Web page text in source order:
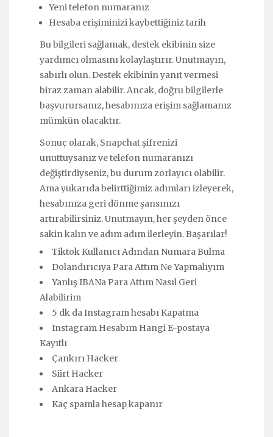
Yeni telefon numaranız
Hesaba erişiminizi kaybettiğiniz tarih
Bu bilgileri sağlamak, destek ekibinin size
yardımcı olmasını kolaylaştırır. Unutmayın,
sabırlı olun. Destek ekibinin yanıt vermesi
biraz zaman alabilir. Ancak, doğru bilgilerle
başvurursanız, hesabınıza erişim sağlamanız
mümkün olacaktır.
Sonuç olarak, Snapchat şifrenizi
unuttuysanız ve telefon numaranızı
değiştirdiyseniz, bu durum zorlayıcı olabilir.
Ama yukarıda belirttiğimiz adımları izleyerek,
hesabınıza geri dönme şansınızı
artırabilirsiniz. Unutmayın, her şeyden önce
sakin kalın ve adım adım ilerleyin. Başarılar!
Tiktok Kullanıcı Adından Numara Bulma
Dolandırıcıya Para Attım Ne Yapmalıyım
Yanlış IBANa Para Attım Nasıl Geri
Alabilirim
5 dk da Instagram hesabı Kapatma
Instagram Hesabım Hangi E-postaya
Kayıtlı
Çankırı Hacker
Siirt Hacker
Ankara Hacker
Kaç spamla hesap kapanır